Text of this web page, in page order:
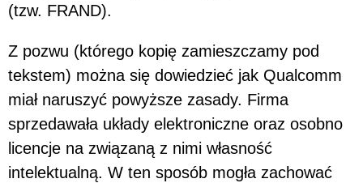
(tzw. FRAND).
Z pozwu (którego kopię zamieszczamy pod
tekstem) można się dowiedzieć jak Qualcomm
miał naruszyć powyższe zasady. Firma
sprzedawała układy elektroniczne oraz osobno
licencje na związaną z nimi własność
intelektualną. W ten sposób mogła zachować